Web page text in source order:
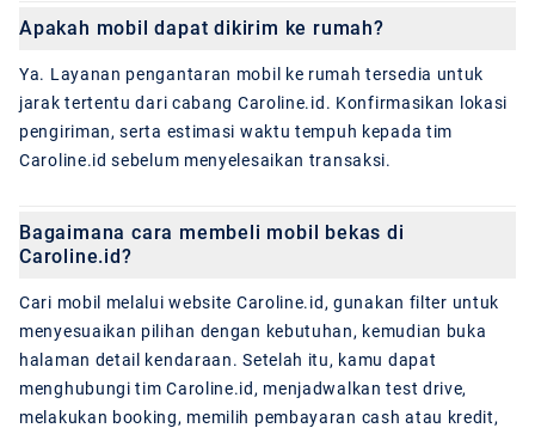
Apakah mobil dapat dikirim ke rumah?
Ya. Layanan pengantaran mobil ke rumah tersedia untuk
jarak tertentu dari cabang Caroline.id. Konfirmasikan lokasi
pengiriman, serta estimasi waktu tempuh kepada tim
Caroline.id sebelum menyelesaikan transaksi.
Bagaimana cara membeli mobil bekas di
Caroline.id?
Cari mobil melalui website Caroline.id, gunakan filter untuk
menyesuaikan pilihan dengan kebutuhan, kemudian buka
halaman detail kendaraan. Setelah itu, kamu dapat
menghubungi tim Caroline.id, menjadwalkan test drive,
melakukan booking, memilih pembayaran cash atau kredit,